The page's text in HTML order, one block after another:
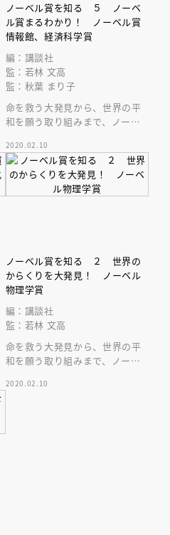
ノーベル賞を知る ５ ノーベ
ル賞まるわかり！ ノーベル賞
情報館、経済科学賞
編：講談社
監：若林 文高
監：秋葉 まり子
命を救う大発見から、世界の平
和を願う取り組みまで、ノーベ
2020.02.10
ノーベル賞を知る ２ 世界の
からくりを大発見！ ノーベル
物理学賞
編：講談社
監：若林 文高
命を救う大発見から、世界の平
和を願う取り組みまで、ノーベ
2020.02.10